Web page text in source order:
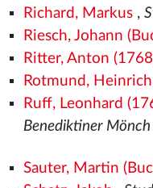
Richard, Markus,
Riesch, Johann
Ritter, Anton
Rotmund,
Ruff, Leonhard
Benediktiner
Sauter, Martin